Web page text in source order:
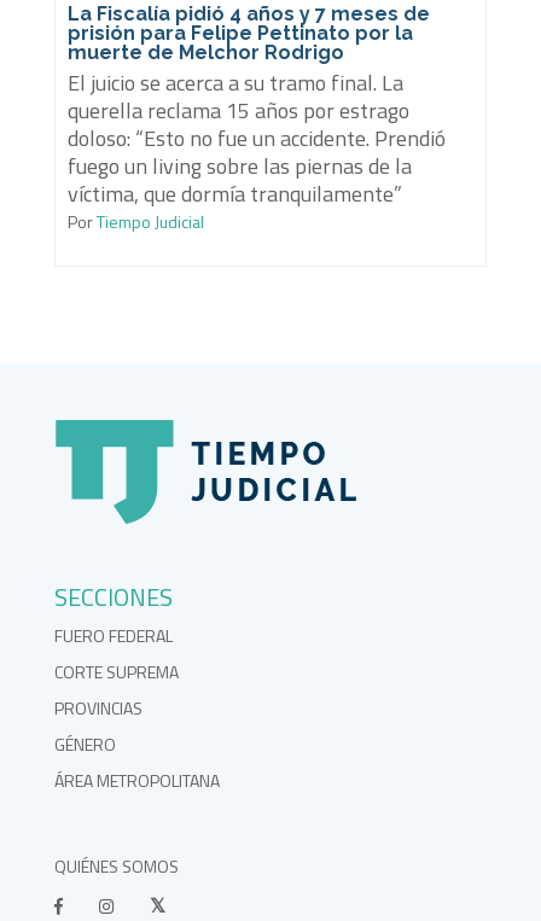
La Fiscalía pidió 4 años y 7 meses de
prisión para Felipe Pettinato por la
muerte de Melchor Rodrigo
El juicio se acerca a su tramo final. La
querella reclama 15 años por estrago
doloso: “Esto no fue un accidente. Prendió
fuego un living sobre las piernas de la
víctima, que dormía tranquilamente”
PorTiempo Judicial
SECCIONES
FUERO FEDERAL
CORTE SUPREMA
PROVINCIAS
GÉNERO
ÁREA METROPOLITANA
QUIÉNES SOMOS